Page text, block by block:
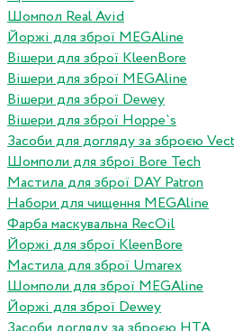
Шомпол Real Avid
Йоржі для зброї MEGAline
Вішери для зброї KleenBore
Вішери для зброї MEGAline
Вішери для зброї Dewey
Вішери для зброї Hoppe`s
Засоби для догляду за зброєю
Шомполи для зброї Bore Tech
Мастила для зброї DAY Patron
Набори для чищення MEGAline
Фарба маскувальна RecOil
Йоржі для зброї KleenBore
Мастила для зброї Umarex
Шомполи для зброї MEGAline
Йоржі для зброї Dewey